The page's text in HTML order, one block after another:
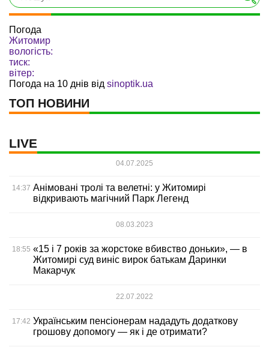
Погода
Житомир
вологість:
тиск:
вітер:
Погода на 10 днів від sinoptik.ua
ТОП НОВИНИ
LIVE
04.07.2025
14:37 Анімовані тролі та велетні: у Житомирі
відкривають магічний Парк Легенд
08.03.2023
18:55 «15 і 7 років за жорстоке вбивство доньки», — в
Житомирі суд виніс вирок батькам Даринки
Макарчук
22.07.2022
17:42 Українським пенсіонерам нададуть додаткову
грошову допомогу — як і де отримати?